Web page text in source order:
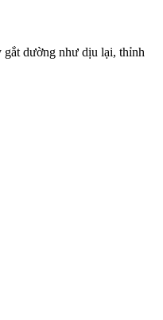
gắt dường như dịu lại, thỉnh